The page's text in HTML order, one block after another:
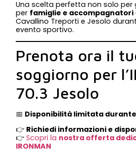
Una scelta perfetta non solo per
per famiglie e accompagnatori
Cavallino Treporti e Jesolo
evento sportivo.
Prenota ora il
soggiorno per
70.3 Jesolo
📅 Disponibilità limitata
👉 Richiedi informazioni e
👉Scopri la nostra offerta
IRONMAN